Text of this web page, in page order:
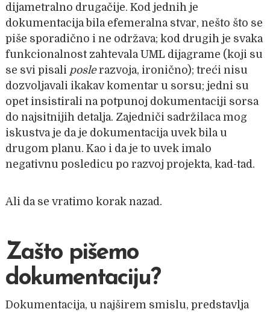
dijametralno drugačije. Kod jednih je
dokumentacija bila efemeralna stvar, nešto što se
piše sporadično i ne održava; kod drugih je svaka
funkcionalnost zahtevala UML dijagrame (koji su
se svi pisali poslerazvoja, ironično); treći nisu
dozvoljavali ikakav komentar u sorsu; jedni su
opet insistirali na potpunoj dokumentaciji sorsa
do najsitnijih detalja. Zajedniči sadržilaca mog
iskustva je da je dokumentacija uvek bila u
drugom planu. Kao i da je to uvek imalo
negativnu posledicu po razvoj projekta, kad-tad.
Ali da se vratimo korak nazad.
Zašto pišemo
dokumentaciju?
Dokumentacija, u najširem smislu, predstavlja